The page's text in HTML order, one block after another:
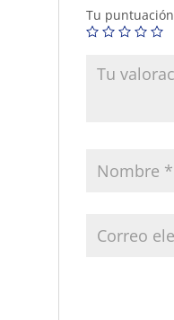
Tu puntuación